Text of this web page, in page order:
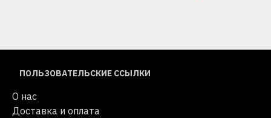
ПОЛЬЗОВАТЕЛЬСКИЕ ССЫЛКИ
О нас
Доставка и оплата